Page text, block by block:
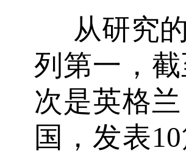
从研究
列第一，
次是英格
国，发表